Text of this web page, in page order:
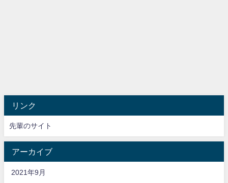
リンク
先輩のサイト
アーカイブ
2021年9月